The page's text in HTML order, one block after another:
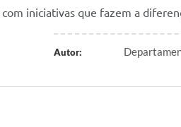
iniciativas que fazem a
Autor: